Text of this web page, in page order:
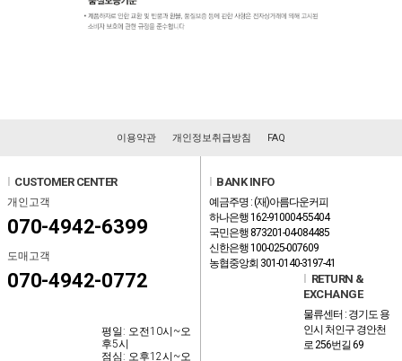
이용약관 개인정보취급방침 FAQ
CUSTOMER CENTER
개인고객
070-4942-6399
도매고객
070-4942-0772
평일: 오전10시~오
후5시
점심: 오후12시~오
BANK INFO
예금주명 : (재)아름다운커피
하나은행 162-910004-55404
국민은행 873201-04-084485
신한은행 100-025-007609
농협중앙회 301-0140-3197-41
RETURN &
EXCHANGE
물류센터 : 경기도 용
인시 처인구 경안천
로 256번길 69